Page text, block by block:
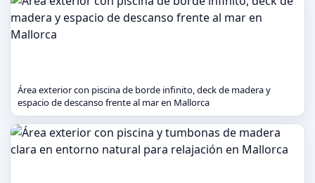
Área exterior con piscina de borde infinito, deck de madera y
espacio de descanso frente al mar en Mallorca